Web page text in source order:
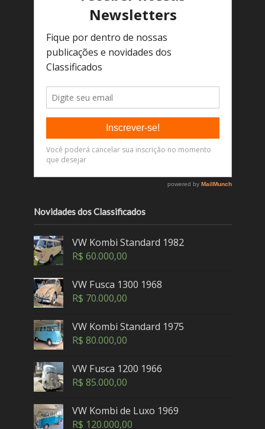
Novidades dos Classificados
VW Kombi Standard 1982
R$ 60.000,00
VW Fusca 1300 1968
R$ 70.000,00
VW Kombi Standard 1975
R$ 80.000,00
VW Fusca 1200 1966
R$ 85.000,00
VW Kombi de Luxo 1969
R$ 120.000,00